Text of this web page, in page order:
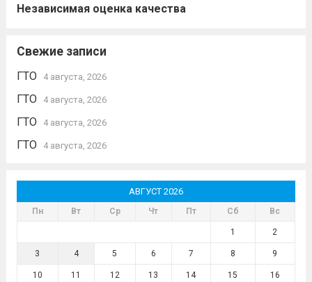
Независимая оценка качества
Свежие записи
ГТО 4 августа, 2026
ГТО 4 августа, 2026
ГТО 4 августа, 2026
ГТО 4 августа, 2026
АВГУСТ 2026
Пн Вт Ср Чт Пт Сб Вс
1 2
3 4 5 6 7 8 9
10 11 12 13 14 15 16